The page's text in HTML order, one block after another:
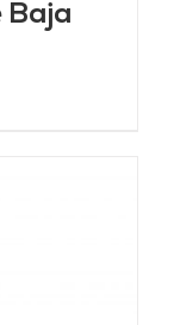
Baja